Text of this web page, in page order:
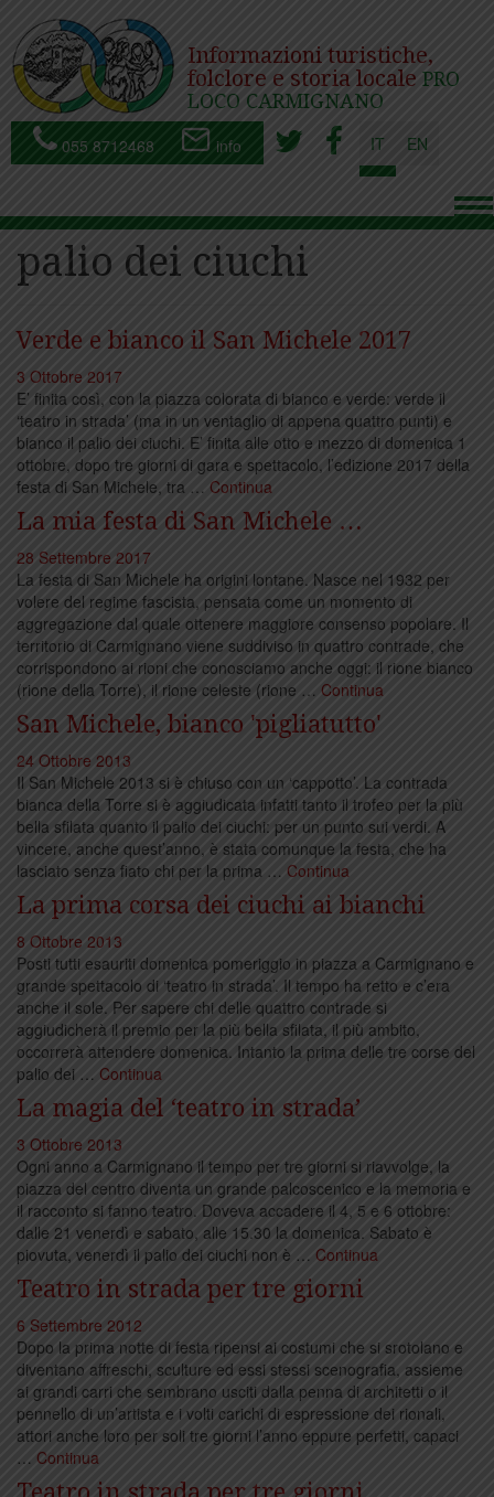
Informazioni turistiche,
folclore e storia locale PRO
LOCO CARMIGNANO
055 8712468 info IT EN
palio dei ciuchi
Verde e bianco il San Michele 2017
3 Ottobre 2017
E’ finita così, con la piazza colorata di bianco e verde: verde il
‘teatro in strada’ (ma in un ventaglio di appena quattro punti) e
bianco il palio dei ciuchi. E’ finita alle otto e mezzo di domenica 1
ottobre, dopo tre giorni di gara e spettacolo, l’edizione 2017 della
festa di San Michele, tra … Continua
La mia festa di San Michele …
28 Settembre 2017
La festa di San Michele ha origini lontane. Nasce nel 1932 per
volere del regime fascista, pensata come un momento di
aggregazione dal quale ottenere maggiore consenso popolare. Il
territorio di Carmignano viene suddiviso in quattro contrade, che
corrispondono ai rioni che conosciamo anche oggi: il rione bianco
(rione della Torre), il rione celeste (rione … Continua
San Michele, bianco 'pigliatutto'
24 Ottobre 2013
Il San Michele 2013 si è chiuso con un ‘cappotto’. La contrada
bianca della Torre si è aggiudicata infatti tanto il trofeo per la più
bella sfilata quanto il palio dei ciuchi: per un punto sui verdi. A
vincere, anche quest’anno, è stata comunque la festa, che ha
lasciato senza fiato chi per la prima … Continua
La prima corsa dei ciuchi ai bianchi
8 Ottobre 2013
Posti tutti esauriti domenica pomeriggio in piazza a Carmignano e
grande spettacolo di ‘teatro in strada’. Il tempo ha retto e c’era
anche il sole. Per sapere chi delle quattro contrade si
aggiudicherà il premio per la più bella sfilata, il più ambito,
occorrerà attendere domenica. Intanto la prima delle tre corse del
palio dei … Continua
La magia del ‘teatro in strada’
3 Ottobre 2013
Ogni anno a Carmignano il tempo per tre giorni si riavvolge, la
piazza del centro diventa un grande palcoscenico e la memoria e
il racconto si fanno teatro. Doveva accadere il 4, 5 e 6 ottobre:
dalle 21 venerdì e sabato, alle 15.30 la domenica. Sabato è
piovuta, venerdì il palio dei ciuchi non è … Continua
Teatro in strada per tre giorni
6 Settembre 2012
Dopo la prima notte di festa ripensi ai costumi che si srotolano e
diventano affreschi, sculture ed essi stessi scenografia, assieme
ai grandi carri che sembrano usciti dalla penna di architetti o il
pennello di un’artista e i volti carichi di espressione dei rionali,
attori anche loro per soli tre giorni l’anno eppure perfetti, capaci
… Continua